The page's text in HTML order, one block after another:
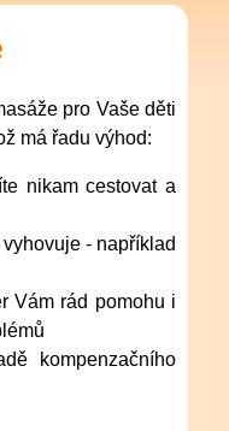
pro Vaše děti
má řadu výhod:
nikam cestovat a
vyhovuje - například
Vám rád pomohu i
kompenzačního